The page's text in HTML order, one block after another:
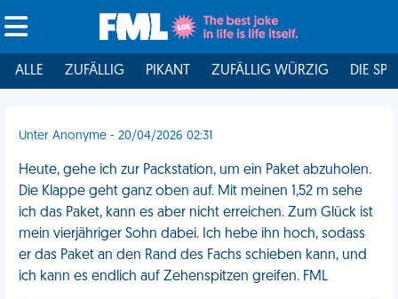
ALLE ZUFÄLLIG PIKANT ZUFÄLLIG WÜRZIG DIE
Unter Anonyme - 20/04/2026 02:31
Heute, gehe ich zur Packstation, um ein Paket abzuholen.
Die Klappe geht ganz oben auf. Mit meinen 1,52 m sehe
ich das Paket, kann es aber nicht erreichen. Zum Glück ist
mein vierjähriger Sohn dabei. Ich hebe ihn hoch, sodass
er das Paket an den Rand des Fachs schieben kann, und
ich kann es endlich auf Zehenspitzen greifen. FML